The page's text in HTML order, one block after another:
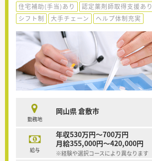
住宅補助(手当)あり
認定薬剤師取得支援あり
シフト制
大手チェーン ヘルプ体制充実
勤務地
岡山県 倉敷市
給与
年収530万円～700万円
月給355,000円～420,000円
※経験や選択コースにより異なります